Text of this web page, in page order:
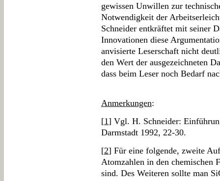
gewissen Unwillen zur
Notwendigkeit der
Schneider entkräftet mit seiner
Innovationen diese
anvisierte Leserschaft nicht
den Wert der ausgezeichneten
dass beim Leser noch Bedarf
Anmerkungen:
[1] Vgl. H. Schneider:
Darmstadt 1992, 22-30.
[2] Für eine folgende, zweite
Atomzahlen in den chemischen
sind. Des Weiteren sollte man